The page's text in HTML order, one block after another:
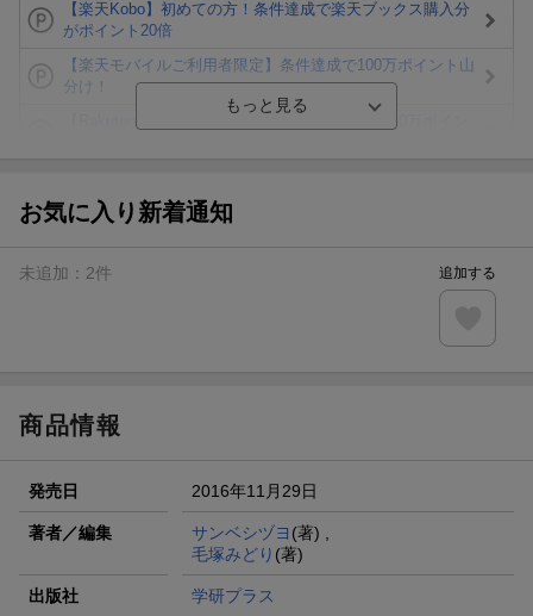
【楽天Kobo】初めての方！条件達成で楽天ブックス購入分
がポイント20倍
【楽天モバイルご利用者限定】条件達成で100万ポイント山
分け！
が当たる！
条件達成で楽天限定・宝塚歌劇 宙組貸切公演ペアチケット
エントリー＆条件達成で『鬼滅の刃』オリジナルきんちゃく
お気に入り新着通知
未追加： 2件 追加する
商品情報
発売日 2016年11月29日
著者／編集 サンベシヅヨ (著) ,
毛塚みどり (著)
出版社 学研プラス